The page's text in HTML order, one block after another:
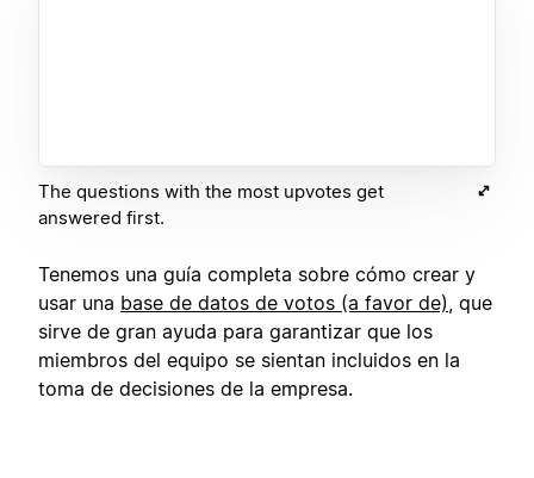
The questions with the most upvotes get
answered first.
Tenemos una guía completa sobre cómo crear y
usar una base de datos de votos (a favor de) , que
sirve de gran ayuda para garantizar que los
miembros del equipo se sientan incluidos en la
toma de decisiones de la empresa.